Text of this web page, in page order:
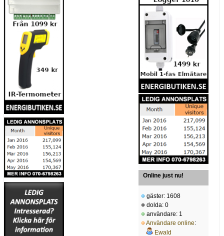
Online just nu!
gäster: 1608
dolda: 0
användare: 1
Användare online:
Ewald